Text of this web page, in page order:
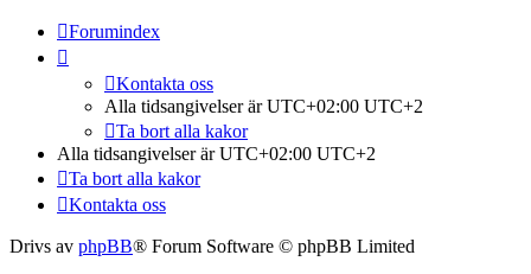
Forumindex
Kontakta oss
Alla tidsangivelser är UTC+02:00 UTC+2
Ta bort alla kakor
Alla tidsangivelser är UTC+02:00 UTC+2
Ta bort alla kakor
Kontakta oss
Drivs av phpBB® Forum Software © phpBB Limited